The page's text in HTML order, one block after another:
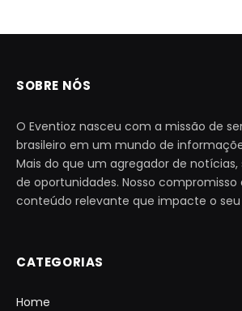
SOBRE NÓS
O Eventioz nasceu com a missão de
brasileiro em um mundo de
Mais do que um agregador de
de oportunidades. Nosso
conteúdo relevante que impacte o seu
CATEGORIAS
Home